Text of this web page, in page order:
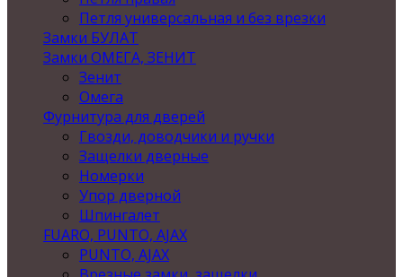
Петля универсальная и без врезки
Замки БУЛАТ
Замки ОМЕГА, ЗЕНИТ
Зенит
Омега
Фурнитура для дверей
Гвозди, доводчики и ручки
Защелки дверные
Номерки
Упор дверной
Шпингалет
FUARO, PUNTO, AJAX
PUNTO, AJAX